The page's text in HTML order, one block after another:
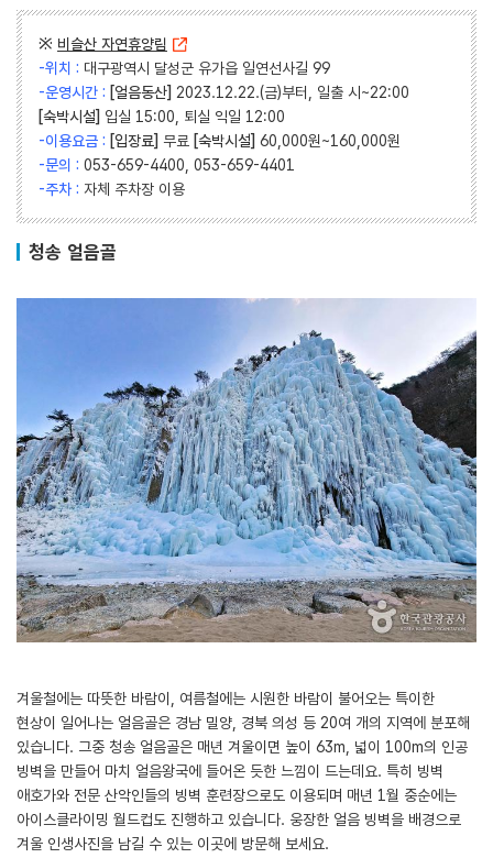
※ 비슬산 자연휴양림
-위치 : 대구광역시 달성군 유가읍 일연선사길 99
-운영시간 : [얼음동산] 2023.12.22.(금)부터, 일출 시~22:00
[숙박시설] 입실 15:00, 퇴실 익일 12:00
-이용요금 : [입장료] 무료 [숙박시설] 60,000원~160,000원
-문의 : 053-659-4400, 053-659-4401
-주차 : 자체 주차장 이용
청송 얼음골
겨울철에는 따뜻한 바람이, 여름철에는 시원한 바람이 불어오는 특이한
현상이 일어나는 얼음골은 경남 밀양, 경북 의성 등 20여 개의 지역에 분포해
있습니다. 그중 청송 얼음골은 매년 겨울이면 높이 63m, 넓이 100m의 인공
빙벽을 만들어 마치 얼음왕국에 들어온 듯한 느낌이 드는데요. 특히 빙벽
애호가와 전문 산악인들의 빙벽 훈련장으로도 이용되며 매년 1월 중순에는
아이스클라이밍 월드컵도 진행하고 있습니다. 웅장한 얼음 빙벽을 배경으로
겨울 인생사진을 남길 수 있는 이곳에 방문해 보세요.